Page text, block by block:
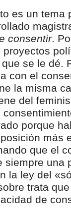
es un tema
consentir.
se le dé.
con el
la misma
del
porque
más
que el
siempre una
la ley del
trata
de